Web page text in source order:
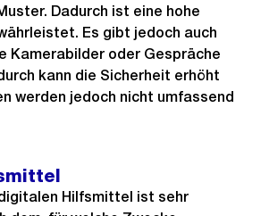
Dadurch ist eine hohe
Es gibt jedoch auch
Kamerabilder oder Gespräche
kann die Sicherheit erhöht
werden jedoch nicht umfassend
Hilfsmittel ist sehr